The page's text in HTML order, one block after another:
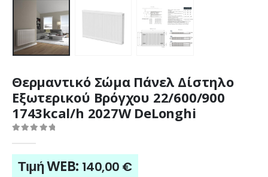
Θερμαντικό Σώμα Πάνελ Δίστηλο
Εξωτερικού Βρόγχου 22/600/900
1743kcal/h 2027W DeLonghi
Τιμή WEB: 140,00 €